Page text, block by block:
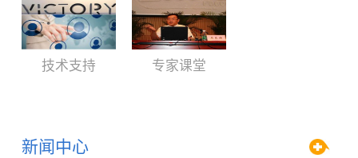
技术支持 专家课堂
新闻中心